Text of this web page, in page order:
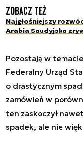
Zobacz też
Najgłośniejszy
Arabia Saudyjska
Pozostają w
Federalny Urząd
o drastycznym
zamówień w
ten zaskoczył
spadek, ale nie